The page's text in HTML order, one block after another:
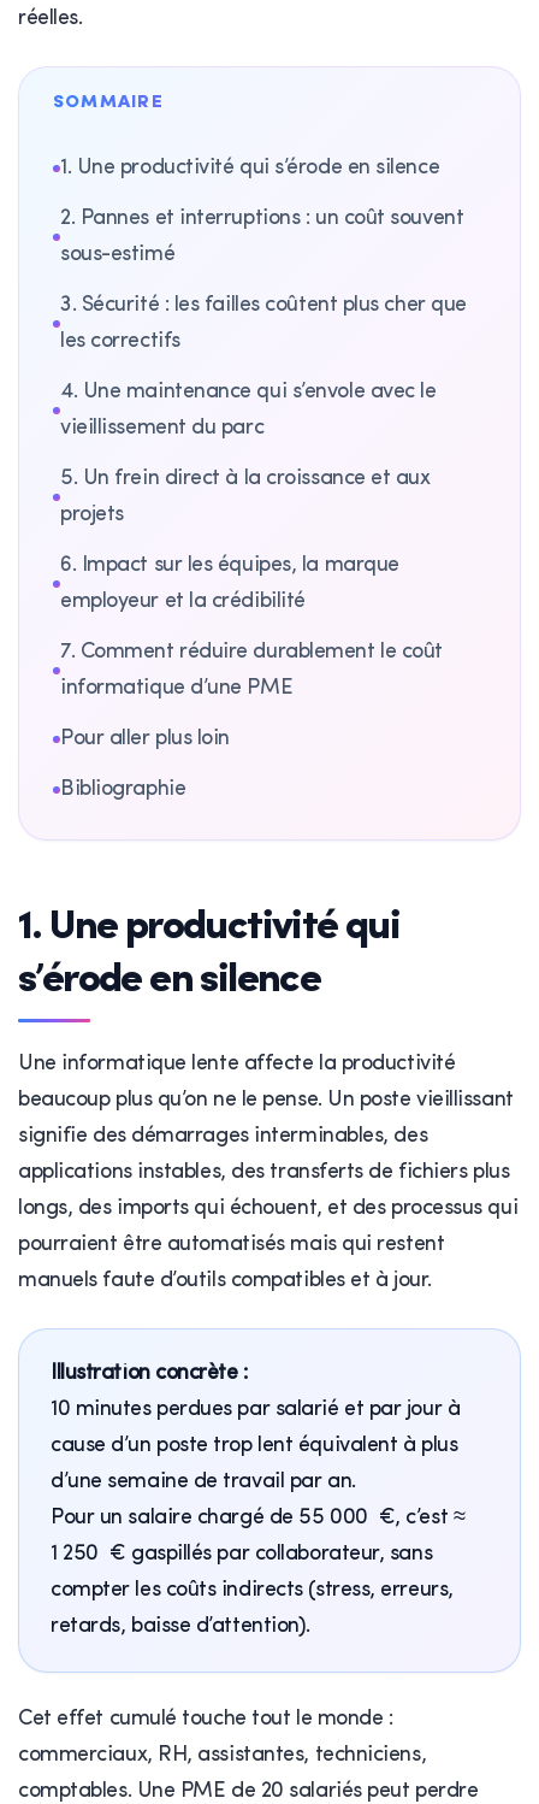
réelles.
SOMMAIRE
1. Une productivité qui s’érode en silence
2. Pannes et interruptions : un coût souvent
sous-estimé
3. Sécurité : les failles coûtent plus cher que
les correctifs
4. Une maintenance qui s’envole avec le
vieillissement du parc
5. Un frein direct à la croissance et aux
projets
6. Impact sur les équipes, la marque
employeur et la crédibilité
7. Comment réduire durablement le coût
informatique d’une PME
Pour aller plus loin
Bibliographie
1. Une productivité qui
s’érode en silence
Une informatique lente affecte la productivité
beaucoup plus qu’on ne le pense. Un poste vieillissant
signifie des démarrages interminables, des
applications instables, des transferts de fichiers plus
longs, des imports qui échouent, et des processus qui
pourraient être automatisés mais qui restent
manuels faute d’outils compatibles et à jour.
Illustration concrète :
10 minutes perdues par salarié et par jour à
cause d’un poste trop lent équivalent à plus
d’une semaine de travail par an.
Pour un salaire chargé de 55 000 €, c’est ≈
1 250 € gaspillés par collaborateur, sans
compter les coûts indirects (stress, erreurs,
retards, baisse d’attention).
Cet effet cumulé touche tout le monde :
commerciaux, RH, assistantes, techniciens,
comptables. Une PME de 20 salariés peut perdre